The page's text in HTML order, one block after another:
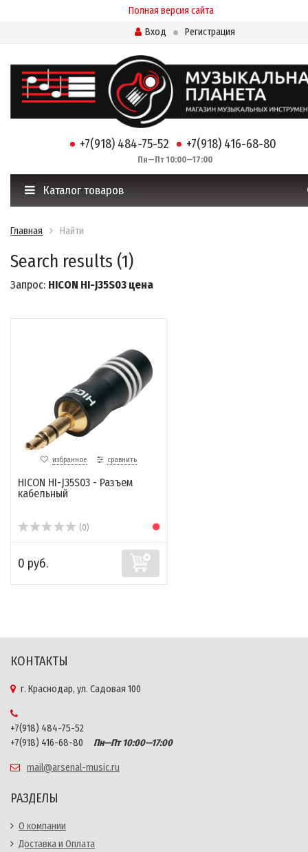
Полная версия сайта
Вход
Регистрация
+7(918) 484-75-52 +7(918) 416-68-80
Пн—Пт 10:00—17:00
Каталог товаров
Главная Найти
Search results (1)
Запрос: HICON HI-J35S03 цена
избранное сравнить
HICON HI-J35S03 - Разъем
кабельный
(0)
0 руб.
КОНТАКТЫ
г. Краснодар, ул. Садовая 100
+7(918) 484-75-52
+7(918) 416-68-80
Пн—Пт 10:00—17:00
mail@arsenal-music.ru
РАЗДЕЛЫ
О компании
Доставка и Оплата